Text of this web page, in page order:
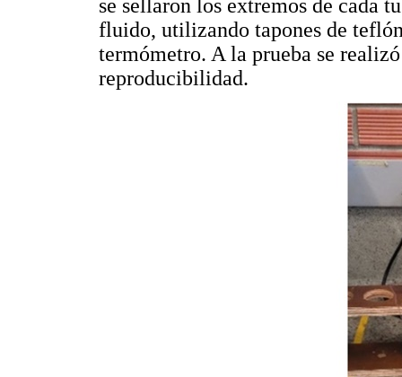
se sellaron los extremos de cada
fluido, utilizando tapones de
termómetro. A la prueba se
reproducibilidad.